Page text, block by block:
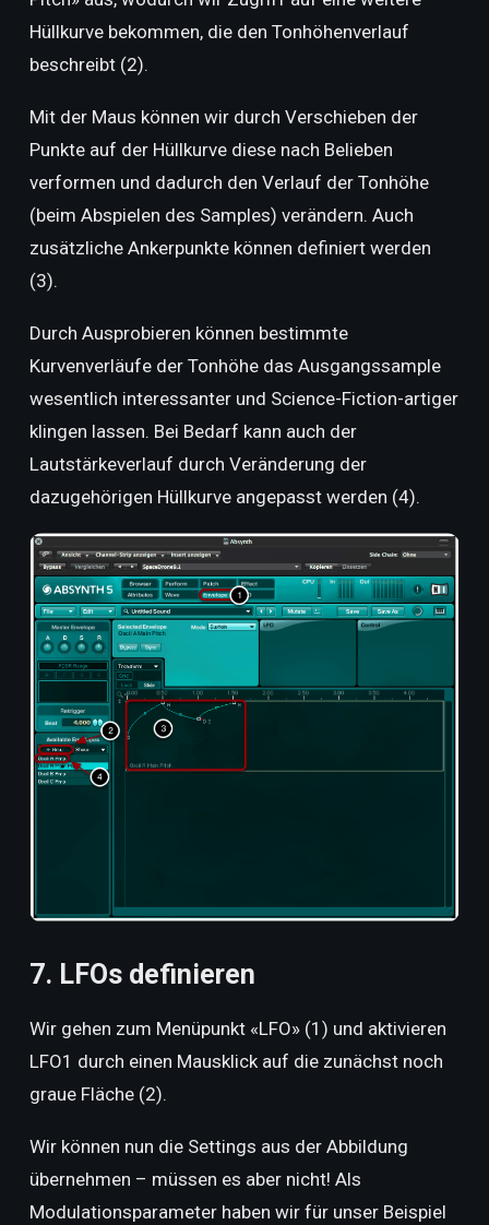
Hüllkurve bekommen, die den Tonhöhenverlauf
beschreibt (2).
Mit der Maus können wir durch Verschieben der
Punkte auf der Hüllkurve diese nach Belieben
verformen und dadurch den Verlauf der Tonhöhe
(beim Abspielen des Samples) verändern. Auch
zusätzliche Ankerpunkte können definiert werden
(3).
Durch Ausprobieren können bestimmte
Kurvenverläufe der Tonhöhe das Ausgangssample
wesentlich interessanter und Science-Fiction-artiger
klingen lassen. Bei Bedarf kann auch der
Lautstärkeverlauf durch Veränderung der
dazugehörigen Hüllkurve angepasst werden (4).
7. LFOs definieren
Wir gehen zum Menüpunkt «LFO» (1) und aktivieren
LFO1 durch einen Mausklick auf die zunächst noch
graue Fläche (2).
Wir können nun die Settings aus der Abbildung
übernehmen – müssen es aber nicht! Als
Modulationsparameter haben wir für unser Beispiel